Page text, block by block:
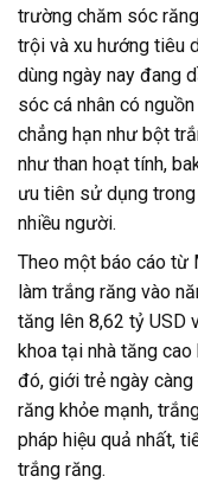
trường chăm sóc
trội và xu hướng tiêu
dùng ngày nay đang
sóc cá nhân có
chẳng hạn như bột
như than hoạt tính,
ưu tiên sử dụng
nhiều người.
Theo một báo cáo từ
làm trắng răng vào
tăng lên 8,62 tỷ USD
khoa tại nhà tăng
đó, giới trẻ ngày
răng khỏe mạnh,
pháp hiệu quả nhất,
trắng răng.